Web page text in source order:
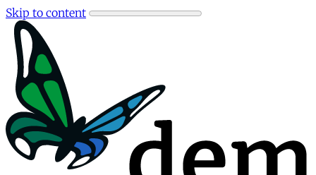
Skip to content